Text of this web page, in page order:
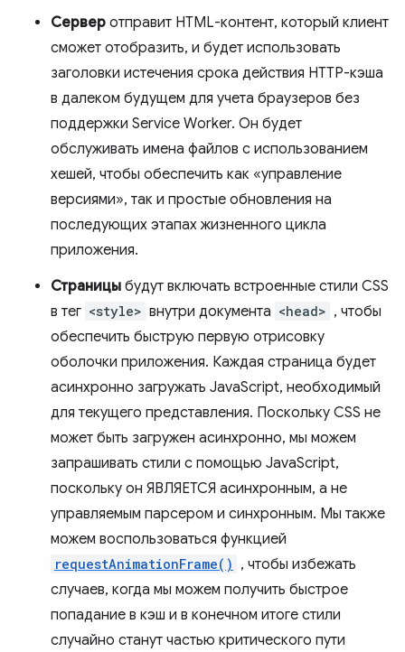
Сервер отправит HTML-контент, который клиент
сможет отобразить, и будет использовать
заголовки истечения срока действия HTTP-кэша
в далеком будущем для учета браузеров без
поддержки Service Worker. Он будет
обслуживать имена файлов с использованием
хешей, чтобы обеспечить как «управление
версиями», так и простые обновления на
последующих этапах жизненного цикла
приложения.
Страницы будут включать встроенные стили CSS
в тег <style> внутри документа <head> , чтобы
обеспечить быструю первую отрисовку
оболочки приложения. Каждая страница будет
асинхронно загружать JavaScript, необходимый
для текущего представления. Поскольку CSS не
может быть загружен асинхронно, мы можем
запрашивать стили с помощью JavaScript,
поскольку он ЯВЛЯЕТСЯ асинхронным, а не
управляемым парсером и синхронным. Мы также
можем воспользоваться функцией
requestAnimationFrame() , чтобы избежать
случаев, когда мы можем получить быстрое
попадание в кэш и в конечном итоге стили
случайно станут частью критического пути